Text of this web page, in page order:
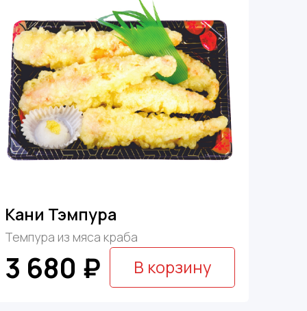
Кани Тэмпура
Темпура из мяса краба
3 680 ₽ В корзину